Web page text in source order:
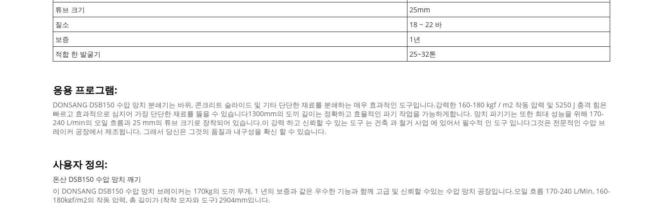
튜브 크기
25mm
질소
18 ~ 22 바
보증
1년
적합 한 발굴기
25~32톤
응용 프로그램:
DONSANG DSB150 수압 망치 분쇄기는 바위, 콘크리트 슬라이드 및 기타 단단한 재료를 분쇄하는 매우 효과적인 도구입니다.강력한 160-180 kgf / m2 작동 압력 및 5250 J 충격 힘은
빠르고 효과적으로 심지어 가장 단단한 재료를 뚫을 수 있습니다1300mm의 도끼 길이는 정확하고 효율적인 파기 작업을 가능하게합니다. 망치 파기기는 또한 최대 성능을 위해 170-
240 L/min의 오일 흐름과 25 mm의 튜브 크기로 장착되어 있습니다.이 강력 하고 신뢰할 수 있는 도구 는 건축 과 철거 사업 에 있어서 필수적 인 도구 입니다그것은 전문적인 수압 브
레이커 공장에서 제조됩니다, 그래서 당신은 그것의 품질과 내구성을 확신 할 수 있습니다.
사용자 정의:
돈산 DSB150 수압 망치 깨기
이 DONSANG DSB150 수압 망치 브레이커는 170kg의 도끼 무게, 1 년의 보증과 같은 우수한 기능과 함께 고급 및 신뢰할 수있는 수압 망치 공장입니다.오일 흐름 170-240 L/Min, 160-
180kgf/m2의 작동 압력, 총 길이가 (착착 모자와 도구) 2904mm입니다.